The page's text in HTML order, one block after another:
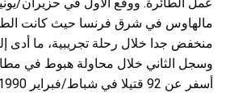
مالهاوس في شرق فرنسا حيث كانت
وسجل الثاني خلال محاولة هبوط في مطار
أسفر عن 92 قتيلا في شباط/فبراير 1990.